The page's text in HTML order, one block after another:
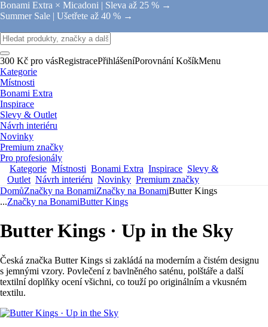
Bonami Extra × Micadoni | Sleva až 25 % →
Summer Sale | Ušetřete až 40 % →
300 Kč pro vásRegistracePřihlášeníPorovnání KošíkMenu
Kategorie
Místnosti
Bonami Extra
Inspirace
Slevy & Outlet
Návrh interiéru
Novinky
Premium značky
Pro profesionály
Kategorie Místnosti Bonami Extra Inspirace Slevy &
Outlet Návrh interiéru Novinky Premium značky
DomůZnačky na BonamiZnačky na BonamiButter Kings
...Značky na BonamiButter Kings
Butter Kings · Up in the Sky
Česká značka Butter Kings si zakládá na moderním a čistém designu
s jemnými vzory. Povlečení z bavlněného saténu, polštáře a další
textilní doplňky ocení všichni, co touží po originálním a vkusném
textilu.